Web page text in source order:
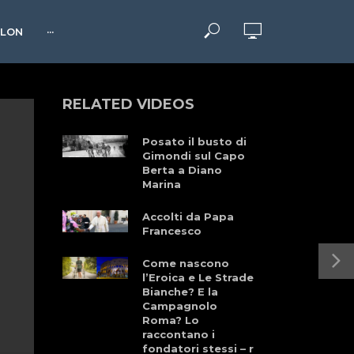
···
RELATED VIDEOS
Posato il busto di
Gimondi sul Capo
Berta a Diano
Marina
Accolti da Papa
Francesco
Come nascono
l’Eroica e Le Strade
Bianche? E la
Campagnolo
Roma? Lo
raccontano i
fondatori stessi – r